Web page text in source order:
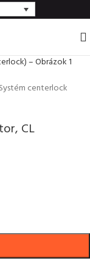
Systém centerlock
CL